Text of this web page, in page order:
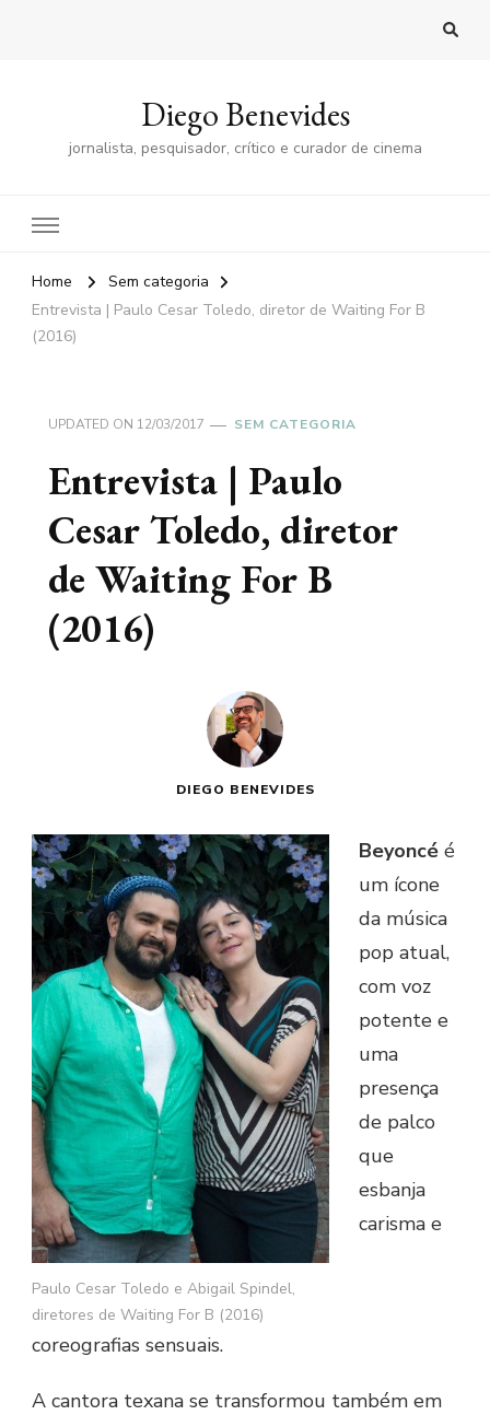
Diego Benevides
jornalista, pesquisador, crítico e curador de cinema
Home
Sem categoria
Entrevista | Paulo Cesar Toledo, diretor de Waiting For B
(2016)
UPDATED ON 12/03/2017 SEM CATEGORIA
Entrevista | Paulo
Cesar Toledo, diretor
de Waiting For B
(2016)
DIEGO BENEVIDES
Paulo Cesar Toledo e Abigail Spindel,
diretores de Waiting For B (2016)
Beyoncé é
um ícone
da música
pop atual,
com voz
potente e
uma
presença
de palco
que
esbanja
carisma e
coreografias sensuais.
A cantora texana se transformou também em